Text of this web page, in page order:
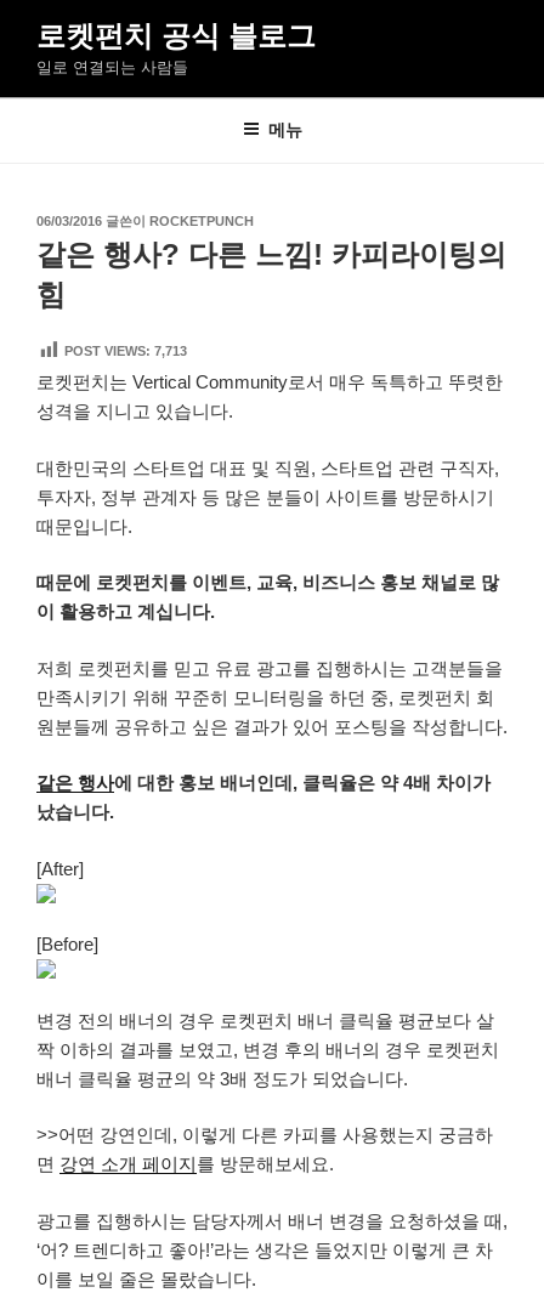
로
로켓펀치 공식 블로그
일로 연결되는 사람들
메뉴
작
성
일
자
06/03/2016 글쓴이 ROCKETPUNCH
같은 행사? 다른 느낌! 카피라이팅의
힘
POST VIEWS: 7,713
로켓펀치는 Vertical Community로서 매우 독특하고 뚜렷한
성격을 지니고 있습니다.
대한민국의 스타트업 대표 및 직원, 스타트업 관련 구직자,
투자자, 정부 관계자 등 많은 분들이 사이트를 방문하시기
때문입니다.
때문에 로켓펀치를 이벤트, 교육, 비즈니스 홍보 채널로 많
이 활용하고 계십니다.
저희 로켓펀치를 믿고 유료 광고를 집행하시는 고객분들을
만족시키기 위해 꾸준히 모니터링을 하던 중, 로켓펀치 회
원분들께 공유하고 싶은 결과가 있어 포스팅을 작성합니다.
같은 행사에 대한 홍보 배너인데, 클릭율은 약 4배 차이가
났습니다.
[After]
[Before]
변경 전의 배너의 경우 로켓펀치 배너 클릭율 평균보다 살
짝 이하의 결과를 보였고, 변경 후의 배너의 경우 로켓펀치
배너 클릭율 평균의 약 3배 정도가 되었습니다.
>>어떤 강연인데, 이렇게 다른 카피를 사용했는지 궁금하
면 강연 소개 페이지를 방문해보세요.
광고를 집행하시는 담당자께서 배너 변경을 요청하셨을 때,
‘어? 트렌디하고 좋아!’라는 생각은 들었지만 이렇게 큰 차
이를 보일 줄은 몰랐습니다.